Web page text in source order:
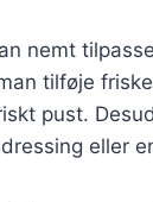
nemt
tilføje
pust.
eller